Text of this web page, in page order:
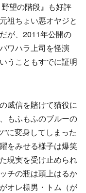
望の階段』も好評
祖ちょい悪オヤジと
が、2011年公開の
ワハラ上司を怪演
うこともすでに証明
威信を賭けて猫役に
もふもふのブルーの
”に変身してしまった
をみせる様子は爆笑
現実を受け止められ
チの瓶は頭上はるか
オレ様男・トム（が